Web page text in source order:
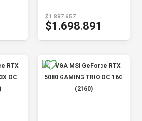
$1.887.657
$1.698.891